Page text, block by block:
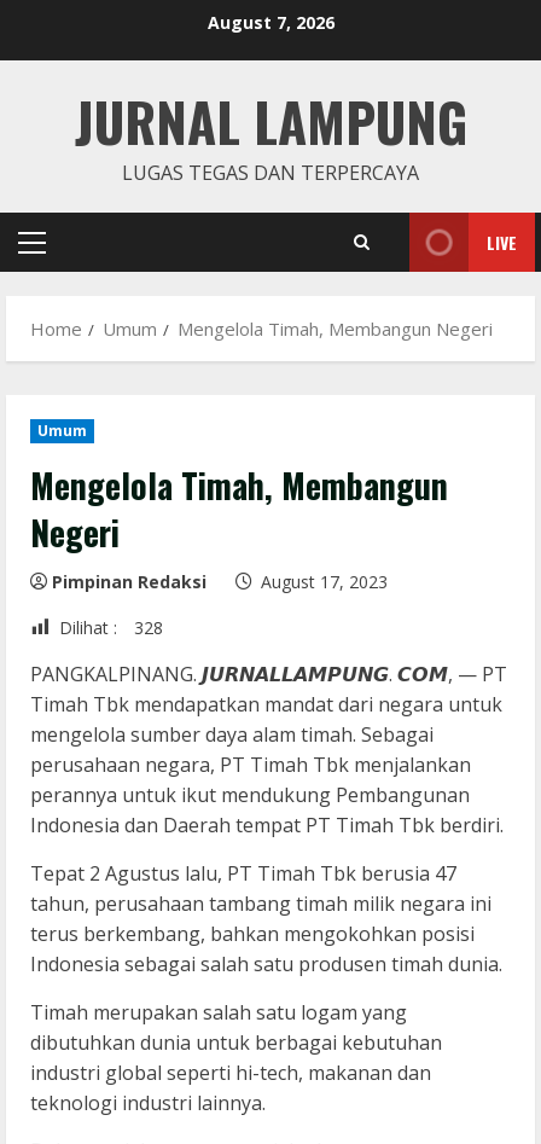
August 7, 2026
JURNAL LAMPUNG
LUGAS TEGAS DAN TERPERCAYA
Primary
LIVE
Home Umum Mengelola Timah, Membangun Negeri
Umum
Mengelola Timah, Membangun
Negeri
Pimpinan Redaksi
August 17, 2023
Dilihat :
328
PANGKALPINANG. 𝙅𝙐𝙍𝙉𝘼𝙇𝙇𝘼𝙈𝙋𝙐𝙉𝙂. 𝘾𝙊𝙈, — PT
Timah Tbk mendapatkan mandat dari negara untuk
mengelola sumber daya alam timah. Sebagai
perusahaan negara, PT Timah Tbk menjalankan
perannya untuk ikut mendukung Pembangunan
Indonesia dan Daerah tempat PT Timah Tbk berdiri.
Tepat 2 Agustus lalu, PT Timah Tbk berusia 47
tahun, perusahaan tambang timah milik negara ini
terus berkembang, bahkan mengokohkan posisi
Indonesia sebagai salah satu produsen timah dunia.
Timah merupakan salah satu logam yang
dibutuhkan dunia untuk berbagai kebutuhan
industri global seperti hi-tech, makanan dan
teknologi industri lainnya.